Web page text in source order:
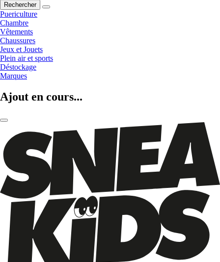
Rechercher
Puericulture
Chambre
Vêtements
Chaussures
Jeux et Jouets
Plein air et sports
Déstockage
Marques
Ajout en cours...